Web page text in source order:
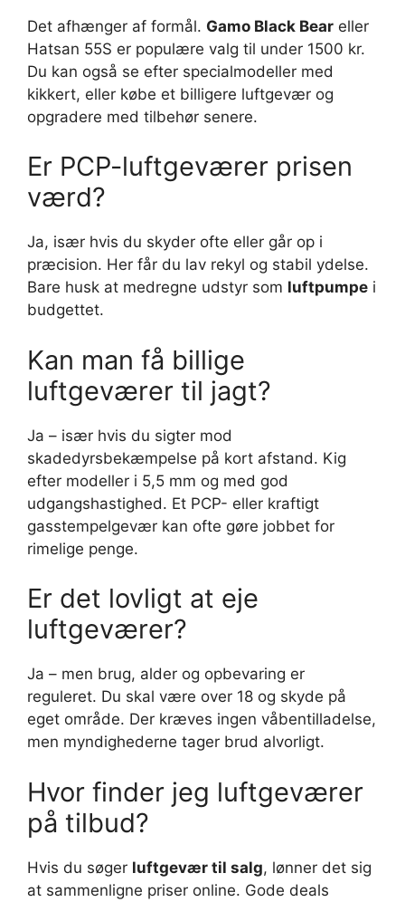
Det afhænger af formål. Gamo Black Bear eller
Hatsan 55S er populære valg til under 1500 kr.
Du kan også se efter specialmodeller med
kikkert, eller købe et billigere luftgevær og
opgradere med tilbehør senere.
Er PCP-luftgeværer prisen
værd?
Ja, især hvis du skyder ofte eller går op i
præcision. Her får du lav rekyl og stabil ydelse.
Bare husk at medregne udstyr som luftpumpe i
budgettet.
Kan man få billige
luftgeværer til jagt?
Ja – især hvis du sigter mod
skadedyrsbekæmpelse på kort afstand. Kig
efter modeller i 5,5 mm og med god
udgangshastighed. Et PCP- eller kraftigt
gasstempelgevær kan ofte gøre jobbet for
rimelige penge.
Er det lovligt at eje
luftgeværer?
Ja – men brug, alder og opbevaring er
reguleret. Du skal være over 18 og skyde på
eget område. Der kræves ingen våbentilladelse,
men myndighederne tager brud alvorligt.
Hvor finder jeg luftgeværer
på tilbud?
Hvis du søger luftgevær til salg, lønner det sig
at sammenligne priser online. Gode deals